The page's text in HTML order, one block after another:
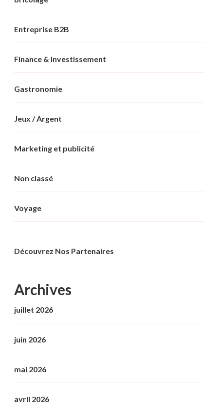
Entreprise B2B
Finance & Investissement
Gastronomie
Jeux / Argent
Marketing et publicité
Non classé
Voyage
Découvrez Nos Partenaires
Archives
juillet 2026
juin 2026
mai 2026
avril 2026